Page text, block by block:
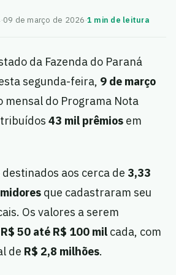
·09 de março de 2026·1 min de leitura
da Fazenda do Paraná
segunda-feira, 9 de março
mensal do Programa Nota
43 mil prêmios em
aos cerca de 3,33
que cadastraram seu
Os valores a serem
R$ 50 até R$ 100 mil cada, com
de R$ 2,8 milhões.